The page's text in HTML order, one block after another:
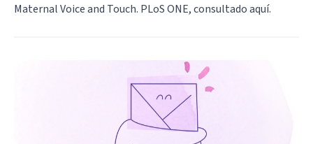
Maternal Voice and Touch. PLoS ONE, consultadoaquí.